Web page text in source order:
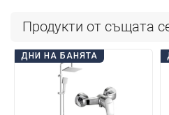
Продукти от същата
ДНИ НА БАНЯТА